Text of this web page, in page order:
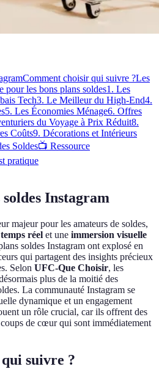
Comment choisir qui suivre ?Les
pour les bons plans soldes1. Les
Tech3. Le Meilleur du High-End4.
5. Les Économies Ménage6. Offres
du Voyage à Prix Réduit8.
Coûts9. Décorations et Intérieurs
Soldes📺 Ressource
pratique
Instagram
majeur pour les amateurs de soldes,
réel et une immersion visuelle
soldes Instagram ont explosé en
qui partagent des insights précieux
Selon UFC-Que Choisir, les
plus de la moitié des
La communauté Instagram se
dynamique et un engagement
un rôle crucial, car ils offrent des
de cœur qui sont immédiatement
suivre ?